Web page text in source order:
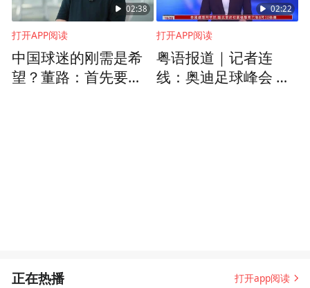
02:38
打开APP阅读
中国球迷的刚需是希
望？董路：首先要唤
02:22
打开APP阅读
粤语报道｜记者连
线：奥迪足球峰会 拜
正在热播 打开app阅读